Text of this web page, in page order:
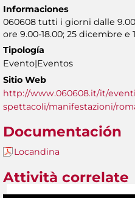
Informaciones
060608 tutti i giorni dalle 9.00
ore 9.00-18.00; 25 dicembre e
Tipología
Evento|Eventos
Sitio Web
http://www.060608.it/it/
spettacoli/manifestazioni/
Documentación
Locandina
Attività correlate